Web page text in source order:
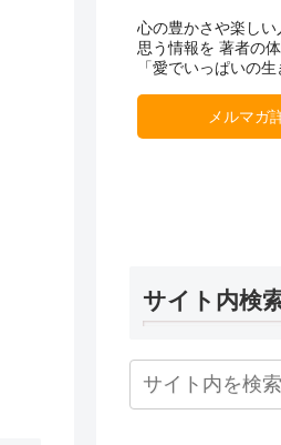
心の豊かさや楽しい
思う情報を 著者の
「愛でいっぱいの
メルマガ
サイト内検